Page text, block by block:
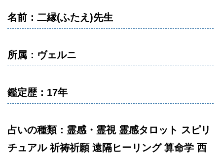
名前：二縁(ふたえ)先生
所属：ヴェルニ
鑑定歴：17年
占いの種類：霊感・霊視 霊感タロット スピリ
チュアル 祈祷祈願 遠隔ヒーリング 算命学 西